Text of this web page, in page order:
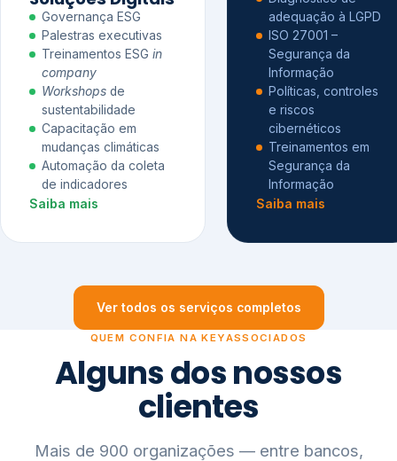
Governança ESG
Palestras executivas
Treinamentos ESG in
company
Workshops de
sustentabilidade
Capacitação em
mudanças climáticas
Automação da coleta
de indicadores
Saiba mais
adequação à LGPD
ISO 27001 –
Segurança da
Informação
Políticas, controles
e riscos
cibernéticos
Treinamentos em
Segurança da
Informação
Saiba mais
Ver todos os serviços completos
QUEM CONFIA NA KEYASSOCIADOS
Alguns dos nossos
clientes
Mais de 900 organizações — entre bancos,